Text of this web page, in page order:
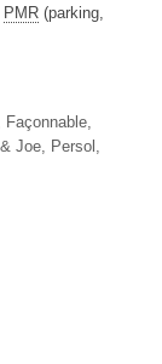
PMR (parking,
Façonnable,
Joe, Persol,